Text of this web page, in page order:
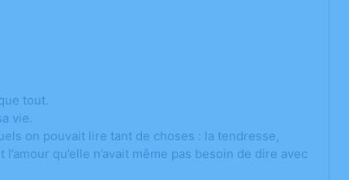
tout.
vie.
on pouvait lire tant de choses : la tendresse,
qu’elle n’avait même pas besoin de dire avec